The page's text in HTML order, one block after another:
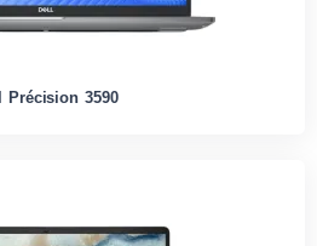
Précision 3590